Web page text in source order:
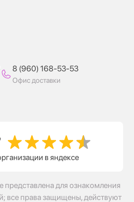
8 (960) 168-53-53
Офис доставки
в яндексе
для ознакомления
все права защищены, действуют